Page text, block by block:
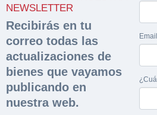
NEWSLETTER
Recibirás en tu
correo todas las
actualizaciones de
bienes que vayamos
publicando en
nuestra web.
sobre la
Rellene este formulario y
enlace para descargar la
Nombre y Apellidos*
Razón social*
Teléfono*
Nombre y Apellidos*
Sobre Merfinsa
Venta de bienes muebles
Vehículos